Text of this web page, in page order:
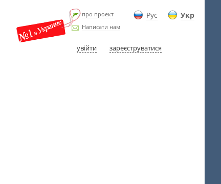
Рус Укр
про проект
Написати нам
увійти зареєструватися